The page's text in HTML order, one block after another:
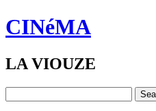
CINéMA
LA VIOUZE